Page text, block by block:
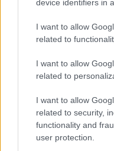
device identifiers in
I want to allow
related to
I want to allow
related to
I want to allow
related to security,
functionality and
user protection.